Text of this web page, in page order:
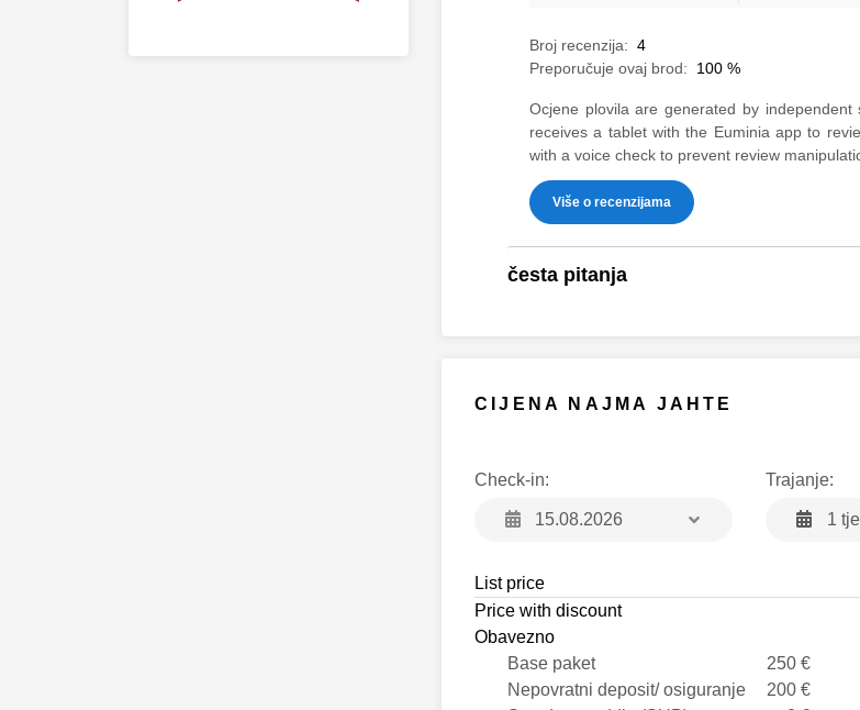
Broj recenzija: 4
Preporučuje ovaj brod:
100 %
Ocjene plovila are generated by independent
receives a tablet with the Euminia app to
with a voice check to prevent review
Više o recenzijama
česta pitanja
CIJENA NAJMA JAHTE
Check-in: Trajanje:
1
List price
Price with discount
Obavezno
Base paket
250 €
Nepovratni deposit/ osiguranje
200 €